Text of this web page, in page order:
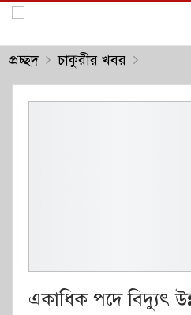
প্রচ্ছদ চাকুরীর খবর
একাধিক পদে বিদ্যুৎ